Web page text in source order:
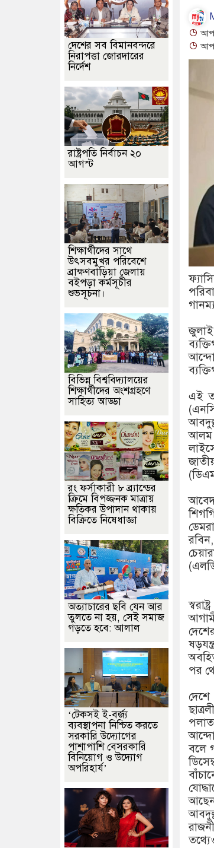
জুলাই
এই
পর
বলে
দেশের সব বিমানবন্দরে
নিরাপত্তা জোরদারের
নির্দেশ
রাষ্ট্রপতি নির্বাচন ২০
আগস্ট
শিক্ষার্থীদের সাথে
উৎসবমুখর পরিবেশে
ব্রাক্ষণবাড়িয়া জেলায়
বইপড়া কর্মসূচীর
শুভসূচনা।
বিভিন্ন বিশ্ববিদ্যালয়ের
শিক্ষার্থীদের অংশগ্রহণে
সাহিত্য আড্ডা
রং ফর্সাকারী ৮ ব্র্যান্ডের
ক্রিমে বিপজ্জনক মাত্রায়
ক্ষতিকর উপাদান থাকায়
বিক্রিতে নিষেধাজ্ঞা
অত্যাচারের ছবি যেন আর
তুলতে না হয়, সেই সমাজ
গড়তে হবে: আলাল
‘টেকসই ই-বর্জ্য
ব্যবস্থাপনা নিশ্চিত করতে
সরকারি উদ্যোগের
পাশাপাশি বেসরকারি
বিনিয়োগ ও উদ্যোগ
অপরিহার্য’